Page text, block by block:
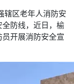
辖区老年人消防安
防线，近日，榆
开展消防安全宣